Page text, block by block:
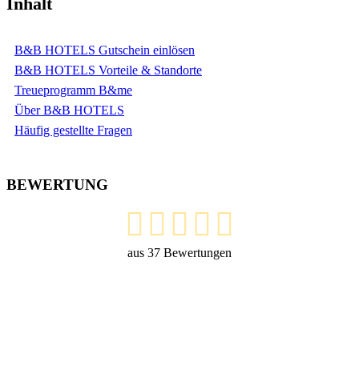
B&B HOTELS Gutschein einlösen
B&B HOTELS Vorteile & Standorte
Treueprogramm B&me
Über B&B HOTELS
Häufig gestellte Fragen
BEWERTUNG
aus 37 Bewertungen